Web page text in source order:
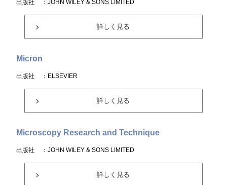
出版社 ：JOHN WILEY & SONS LIMITED
詳しく見る
Micron
出版社 ：ELSEVIER
詳しく見る
Microscopy Research and Technique
出版社 ：JOHN WILEY & SONS LIMITED
詳しく見る